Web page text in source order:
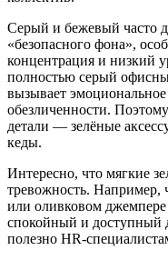
Серый и бежевый часто
«безопасного фона»,
концентрация и низкий
полностью серый
вызывает
обезличенности.
детали — зелёные
кеды.
Интересно, что мягкие
тревожность. Например,
или оливковом джемпере
спокойный и доступный
полезно HR-